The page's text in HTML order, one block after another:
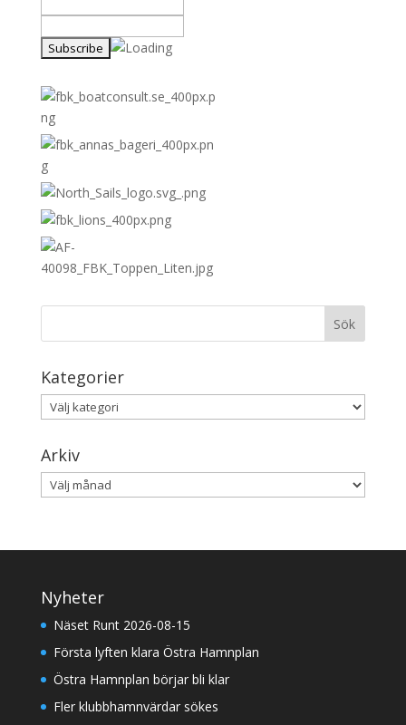
Kategorier
Kategorier
Arkiv
Arkiv
Nyheter
Näset Runt 2026-08-15
Första lyften klara Östra Hamnplan
Östra Hamnplan börjar bli klar
Fler klubbhamnvärdar sökes